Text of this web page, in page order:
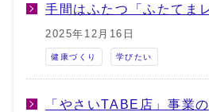
手間はふたつ「ふたてま
2025年12月16日
健康づくり 学びたい
「やさいTABE店」事業